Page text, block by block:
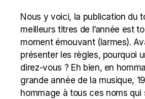
Nous y voici, la publication du
meilleurs titres de l’année est
moment émouvant (larmes).
présenter les règles, pourquoi
direz-vous ? Eh bien, en
grande année de la musique,
hommage à tous ces noms qui